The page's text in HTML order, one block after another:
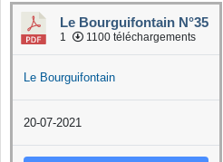
Le Bourguifontain N°35
1 1100 téléchargements
Le Bourguifontain
20-07-2021